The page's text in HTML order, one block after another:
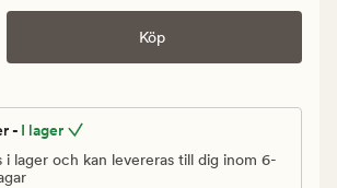
Köp
- I lager
i lager och kan levereras till dig inom 6-